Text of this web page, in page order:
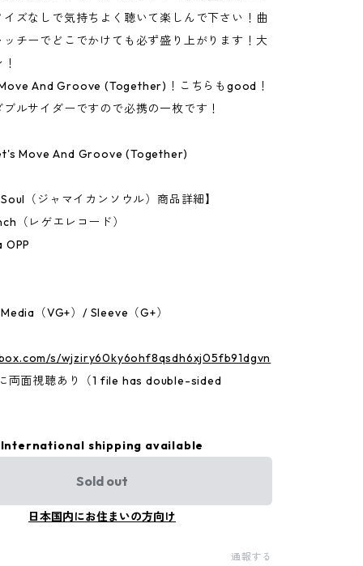
イズなしで気持ちよく聴いて楽しんで下さい！曲
ッチーでどこでかけても必ず盛り上がります！大
And Groove (Together)！こちらもgood！
ルサイダーですので必携の一枚です！
Move And Groove (Together)
（ジャマイカンソウル）商品詳細】
（レゲエレコード）
OPP
（VG+）/ Sleeve（G+）
s/wjziry60ky6ohf8qsdh6xj05fb91dgvn
両面視聴あり（1 file has double-sided
International shipping available
Sold out
日本国内にお住まいの方向け
通報する